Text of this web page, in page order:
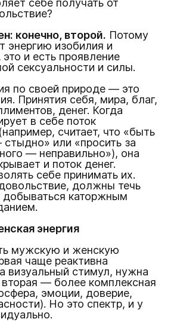
себе получать от
конечно, второй. Потому
энергию изобилия и
и есть проявление
сексуальности и силы.
по своей природе — это
Принятия себя, мира, благ,
денег. Когда
в себе поток
считает, что «быть
или «просить за
— неправильно»), она
и поток денег.
себе принимать их.
должны течь
добываться каторжным
энергия
мужскую и женскую
чаще реактивна
визуальный стимул, нужна
— более комплексная
эмоции, доверие,
Но это спектр, и у